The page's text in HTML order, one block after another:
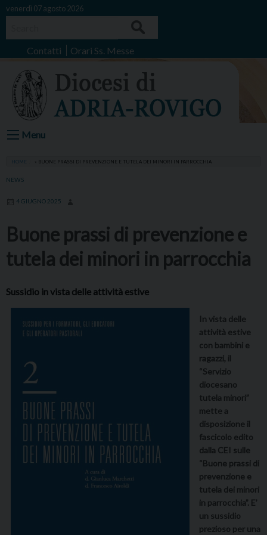
Skip
venerdì 07 agosto 2026
Contatti Orari Ss. Messe
Menu
HOME BUONE PRASSI DI PREVENZIONE E TUTELA DEI MINORI IN PARROCCHIA
NEWS
4 GIUGNO 2025
Buone prassi di prevenzione e
tutela dei minori in parrocchia
Sussidio in vista delle attività estive
In vista delle
attività estive
con bambini e
ragazzi, il
“Servizio
diocesano
tutela minori”
mette a
disposizione il
fascicolo edito
dalla CEI sulle
“Buone prassi di
prevenzione e
tutela dei minori
in parrocchia”. E’
un sussidio
prezioso per una